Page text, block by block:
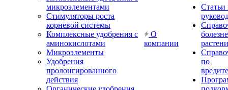
микроэлементами
Стимуляторы роста
корневой системы
Комплексные удобрения с
аминокислотами
Микроэлементы
Удобрения
пролонгированного
действия
О
компании
Статьи
по